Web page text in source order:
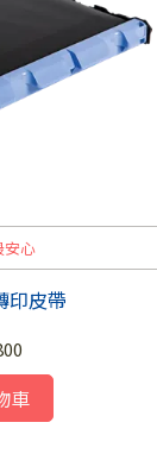
安心
印皮帶
車